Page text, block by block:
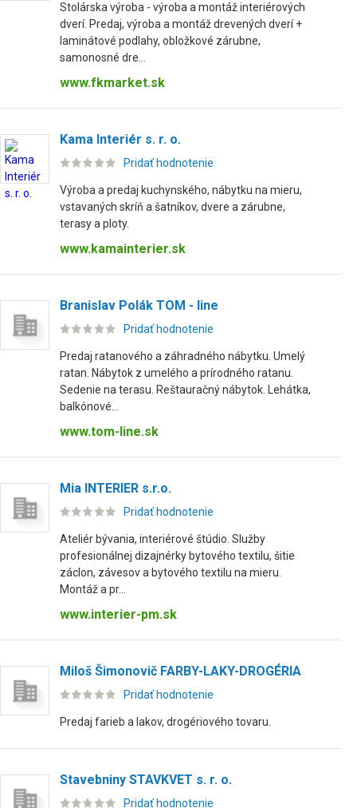
Stolárska výroba - výroba a montáž interiérových
dverí. Predaj, výroba a montáž drevených dverí +
laminátové podlahy, obložkové zárubne,
samonosné dre...
www.fkmarket.sk
Kama Interiér s. r. o.
Pridať hodnotenie
Výroba a predaj kuchynského, nábytku na mieru,
vstavaných skríň a šatníkov, dvere a zárubne,
terasy a ploty.
www.kamainterier.sk
Branislav Polák TOM - line
Pridať hodnotenie
Predaj ratanového a záhradného nábytku. Umelý
ratan. Nábytok z umelého a prírodného ratanu.
Sedenie na terasu. Reštauračný nábytok. Lehátka,
balkónové...
www.tom-line.sk
Mia INTERIER s.r.o.
Pridať hodnotenie
Ateliér bývania, interiérové štúdio. Služby
profesionálnej dizajnérky bytového textilu, šitie
záclon, závesov a bytového textilu na mieru.
Montáž a pr...
www.interier-pm.sk
Miloš Šimonovič FARBY-LAKY-DROGÉRIA
Pridať hodnotenie
Predaj farieb a lakov, drogériového tovaru.
Stavebniny STAVKVET s. r. o.
Pridať hodnotenie